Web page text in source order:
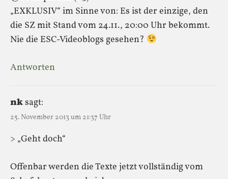
„EXKLUSIV“ im Sinne von: Es ist der einzige, den
die SZ mit Stand vom 24.11., 20:00 Uhr bekommt.
Nie die ESC-Videoblogs gesehen?
Antworten
nksagt:
25. November 2013 um 21:37 Uhr
> „Geht doch“
Offenbar werden die Texte jetzt vollständig vom